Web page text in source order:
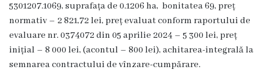
Regulamente
Procese
Verbale
5301207.1069, suprafața de 0.1206 ha, bonitatea 69, preț
normativ – 2 821,72 lei, preț evaluat conform raportului de
evaluare nr. 0374072 din 05 aprilie 2024 – 5 300 lei, preț
inițial – 8 000 lei, (acontul – 800 lei), achitarea-integrală la
semnarea contractului de vînzare-cumpărare.